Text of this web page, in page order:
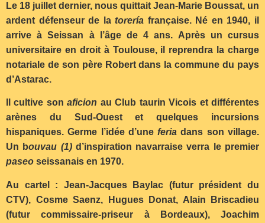
Le 18 juillet dernier, nous quittait Jean-Marie Boussat, un
ardent défenseur de latorería française. Né en 1940, il
arrive à Seissan à l’âge de 4 ans. Après un cursus
universitaire en droit à Toulouse, il reprendra la charge
notariale de son père Robert dans la commune du pays
d’Astarac.
Il cultive sonaficion au Club taurin Vicois et différentes
arènes du Sud-Ouest et quelques incursions
hispaniques. Germe l’idée d’uneferia dans son village.
Un bouvau (1) d’inspiration navarraise verra le premier
paseo seissanais en 1970.
Au cartel : Jean-Jacques Baylac (futur président du
CTV), Cosme Saenz, Hugues Donat, Alain Briscadieu
(futur commissaire-priseur à Bordeaux), Joachim